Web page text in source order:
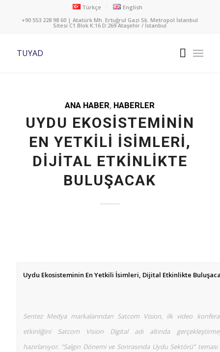
Türkçe
English
+90 553 228 98 60 | Atatürk Mh. Ertuğrul Gazi Sk. Metropol İstanbul
Sitesi C1 Blok K:16 D:269 Ataşehir / İstanbul
TUYAD
ANA HABER, HABERLER
UYDU EKOSISTEMININ
EN YETKILI İSIMLERI,
DIJITAL ETKINLIKTE
BULUŞACAK
Uydu Ekosisteminin En Yetkili İsimleri, Dijital Etkinlikte
Sentez Medya markalarından Satcom Vision, ilk video
etkinliğini Satcom Vision Digital adı altında
hazırlanıyor. “Salgın Dönemi ve Sonrasında Uydu Sektörü” teması